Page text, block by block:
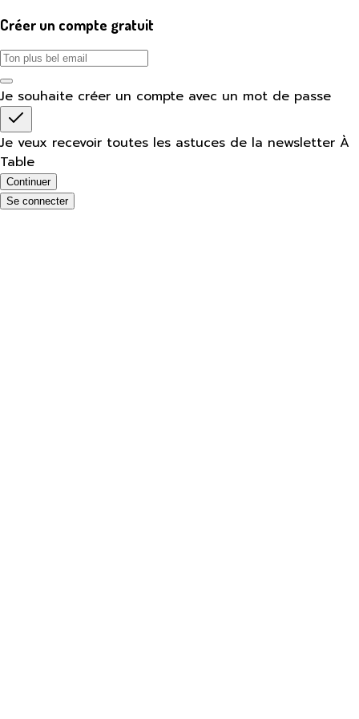
Créer un compte gratuit
Je souhaite créer un compte avec un mot de passe
Je veux recevoir toutes les astuces de la newsletter À
Table
Continuer
Se connecter